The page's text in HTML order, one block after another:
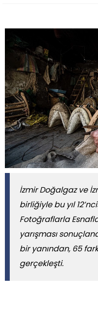
İzmir Doğalgaz ve
birliğiyle bu yıl
Fotoğraflarla
yarışması
bir yanından, 65
gerçekleşti.